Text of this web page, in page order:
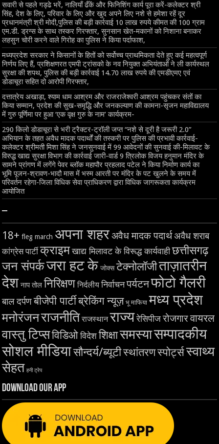
सवारी से पहले गड्ढे भरें, नालियाँ ढँकें और फिनिशिंग कार्य पूरा करें-कलेक्टर श्री
सिंह, देश के लिए, परिवार के लिए और खुद अपने लिए नशे से हमेशा रहें दूर
प्रधानमंत्री श्री मोदी,पुलिस की बड़ी कार्रवाई 10 लाख रुपये कीमत की 100 ग्राम
एम.डी. ड्रग्स के साथ तस्कर गिरफ्तार, सुनसान खेत-मकानों को निशाना बनाकर
लहसुन चोरी करने वाले गिरोह का पुलिस ने किया पर्दाफाश,
मध्यप्रदेश सरकार ने किसानों के हितों को सर्वोच्च प्राथमिकता देते हुए कई महत्वपूर्ण
निर्णय लिए हैं, प्रशिक्षणरत एमपी ट्रांसको के नव नियुक्त अभियंताओं ने ली कार्यस्थल
सुरक्षा की शपथ, पुलिस की बड़ी कार्रवाई 14.70 लाख रुपये की एमडीएमए एवं
डोडाचूरा सहित दो आरोपी गिरफ्तार,
दत्तात्रेय अखाड़ा, श्याम धाम आश्रम और राजराजेश्वरी आश्रम पहुंचकर संतों का
किया सम्मान, प्रदेश की सुख-समृद्धि और जनकल्याण की कामना-सृजन महाविद्यालय
में गुरु पूर्णिमा पर हुआ ‘एक वृक्ष गुरु के नाम’ कार्यक्रम-
290 किलो डोडाचूरा से भरी ट्रैक्टर-ट्रॉली जप्त “नशे से दूरी है जरूरी 2.0”
अभियान के तहत अवैध मादक पदार्थों की तस्करी पर पुलिस की प्रभावी कार्रवाई-
कलेक्टर श्रीमती मिशा सिंह ने जनसुनवाई में 99 आवेदनों की सुनवाई की-मिलावट के
विरुद्ध खाद्य सुरक्षा विभाग की कार्रवाई जारी-वार्ड 9 त्रिलोक विजय हनुमान मंदिर के
सामने प्रांगण में लगेंगे पेवर ब्लॉक महापौर प्रहलाद पटेल ने किया निर्माण कार्य का
भूमि पूजन-श्रावण-भादौ मास में भस्म आरती पर मंदिर के पट खुलने के समय में
परिवर्तन रहेगा-जिला विधिक सेवा प्राधिकरण द्वारा विधिक जागरूकता कार्यक्रम
आयोजित
–
18+ fleg march अपना शहरअवैध मादक पदार्थअवैध शराब
कांग्रेस पार्टी क्राइमखाद्य मिलावट के विरूद्ध कार्यवाहीछत्तीसगढ़
जन संपर्कजरा हट के जोक्स टेक्नोलॉजीताज़ातरीन
देश नाप तोल निरिक्षण निर्दलीय निर्वाचनपर्यटनफोटो गैलरी
बाल दर्पणबीजेपी पार्टीब्रेकिंग न्यूज़ भू माफिया मध्य प्रदेश
मनोरंजनराजनीति राजस्थान राज्यरेसिपीज रोजगारवायरल
वास्तु टिप्सविडिओ विदेश शिक्षासमस्यासम्पादकीय
सोशल मीडियासौन्दर्य/ब्यूटीस्थांतरणस्पोर्ट्सस्वाथ्य
सेहत हनी ट्रेप
Download Our App